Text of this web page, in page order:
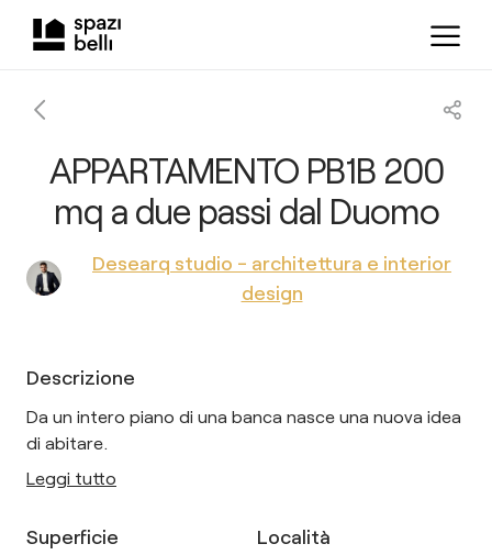
APPARTAMENTO PB1B 200
mq a due passi dal Duomo
Desearq studio - architettura e interior
design
Descrizione
Da un intero piano di una banca nasce una nuova idea
di abitare.
Leggi tutto
Superficie
Località